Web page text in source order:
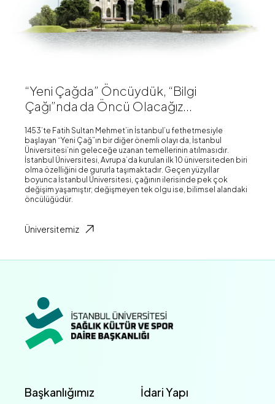
“Yeni Çağda” Öncüydük, “Bilgi
Çağı”nda da Öncü Olacağız...
1453’te Fatih Sultan Mehmet’in İstanbul’u fethetmesiyle
başlayan “Yeni Çağ”ın bir diğer önemli olayı da, İstanbul
Üniversitesi’nin geleceğe uzanan temellerinin atılmasıdır.
İstanbul Üniversitesi, Avrupa’da kurulan ilk 10 üniversiteden biri
olma özelliğini de gururla taşımaktadır. Geçen yüzyıllar
boyunca İstanbul Üniversitesi, çağının ilerisinde pek çok
değişim yaşamıştır; değişmeyen tek olgu ise, bilimsel alandaki
öncülüğüdür.
Üniversitemiz
Başkanlığımız İdari Yapı